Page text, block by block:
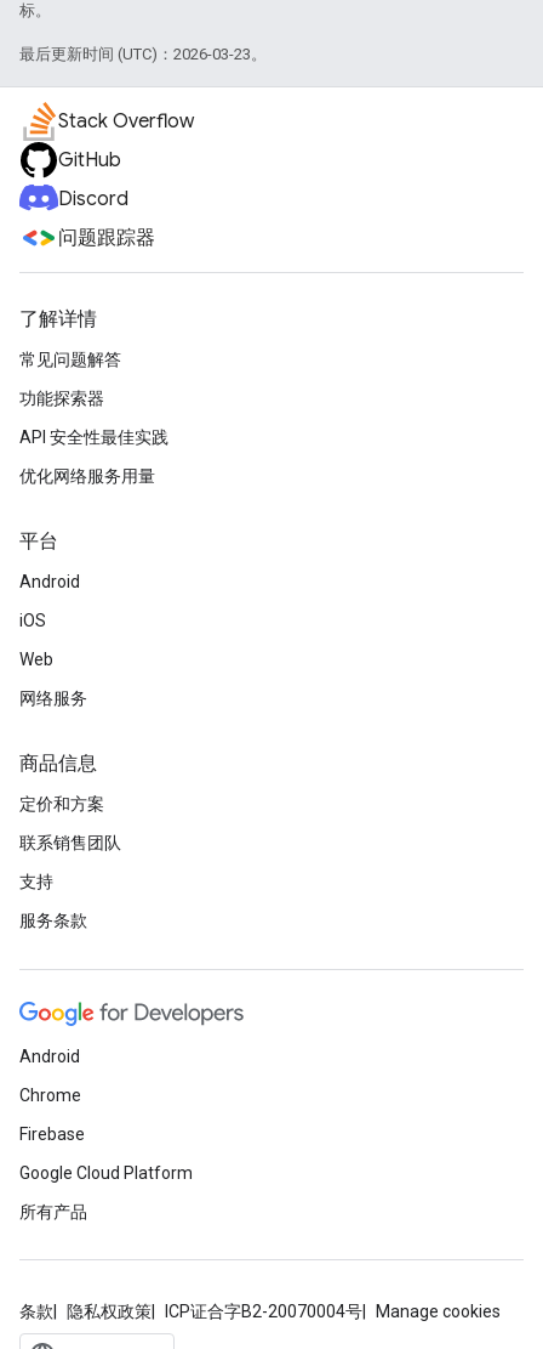
标。
最后更新时间 (UTC)：2026-03-23。
Stack Overflow
GitHub
Discord
问题跟踪器
了解详情
常见问题解答
功能探索器
API 安全性最佳实践
优化网络服务用量
平台
Android
iOS
Web
网络服务
商品信息
定价和方案
联系销售团队
支持
服务条款
Android
Chrome
Firebase
Google Cloud Platform
所有产品
条款 隐私权政策 ICP证合字B2-20070004号 Manage cookies